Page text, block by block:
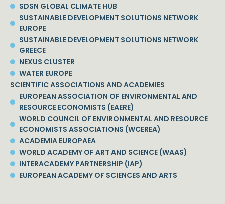
SDSN GLOBAL CLIMATE HUB
SUSTAINABLE DEVELOPMENT SOLUTIONS NETWORK
EUROPE
SUSTAINABLE DEVELOPMENT SOLUTIONS NETWORK
GREECE
NEXUS CLUSTER
WATER EUROPE
SCIENTIFIC ASSOCIATIONS AND ACADEMIES
EUROPEAN ASSOCIATION OF ENVIRONMENTAL AND
RESOURCE ECONOMISTS (EAERE)
WORLD COUNCIL OF ENVIRONMENTAL AND RESOURCE
ECONOMISTS ASSOCIATIONS (WCEREA)
ACADEMIA EUROPAEA
WORLD ACADEMY OF ART AND SCIENCE (WAAS)
INTERACADEMY PARTNERSHIP (IAP)
EUROPEAN ACADEMY OF SCIENCES AND ARTS